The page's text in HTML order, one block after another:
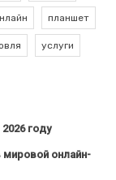
планшет
услуги
году
мировой онлайн-